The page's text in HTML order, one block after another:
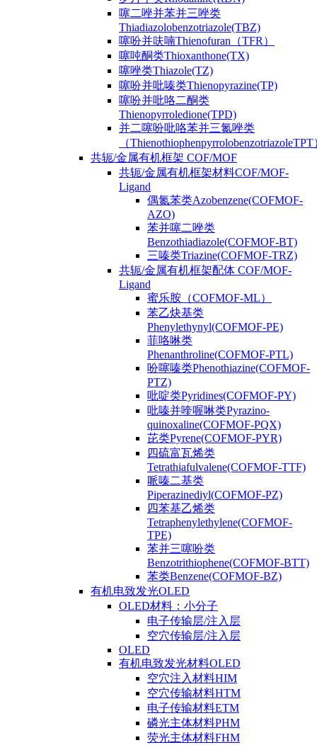
噻二唑并苯并三唑类
Thiadiazolobenzotriazole(TBZ)
噻吩并呋喃Thienofuran（TFR）
噻吨酮类Thioxanthone(TX)
噻唑类Thiazole(TZ)
噻吩并吡嗪类Thienopyrazine(TP)
噻吩并吡咯二酮类
Thienopyrroledione(TPD)
并二噻吩吡咯苯并三氮唑类
（ThienothiophenpyrrolobenzotriazoleTPT
共轭/金属有机框架 COF/MOF
共轭/金属有机框架材料COF/MOF-
Ligand
偶氮苯类Azobenzene(COFMOF-
AZO)
苯并噻二唑类
Benzothiadiazole(COFMOF-BT)
三嗪类Triazine(COFMOF-TRZ)
共轭/金属有机框架配体 COF/MOF-
Ligand
蜜乐胺（COFMOF-ML）
苯乙炔基类
Phenylethynyl(COFMOF-PE)
菲咯啉类
Phenanthroline(COFMOF-PTL)
吩噻嗪类Phenothiazine(COFMOF-
PTZ)
吡啶类Pyridines(COFMOF-PY)
吡嗪并喹喔啉类Pyrazino-
quinoxaline(COFMOF-PQX)
芘类Pyrene(COFMOF-PYR)
四硫富瓦烯类
Tetrathiafulvalene(COFMOF-TTF)
哌嗪二基类
Piperazinediyl(COFMOF-PZ)
四苯基乙烯类
Tetraphenylethylene(COFMOF-
TPE)
苯并三噻吩类
Benzotrithiophene(COFMOF-BTT)
苯类Benzene(COFMOF-BZ)
有机电致发光OLED
OLED材料：小分子
电子传输层/注入层
空穴传输层/注入层
OLED
有机电致发光材料OLED
空穴注入材料HIM
空穴传输材料HTM
电子传输材料ETM
磷光主体材料PHM
荧光主体材料FHM